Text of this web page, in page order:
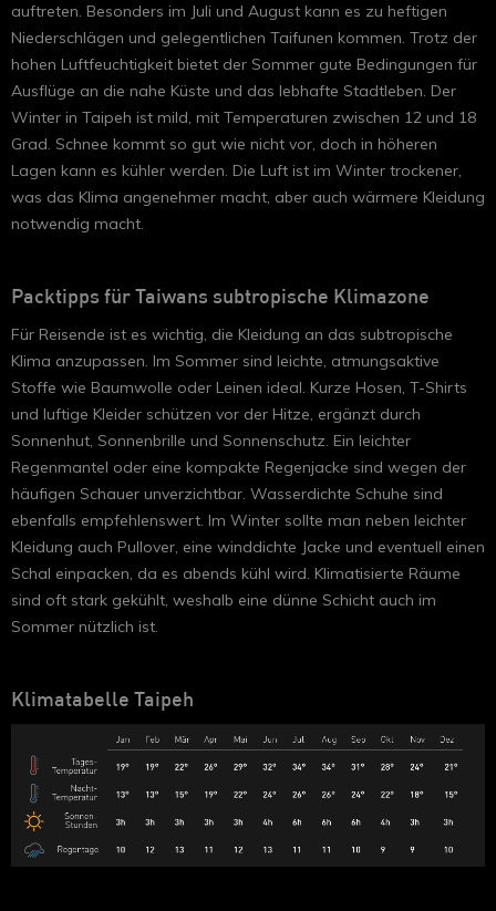
auftreten. Besonders im Juli und August kann es zu heftigen
Niederschlägen und gelegentlichen Taifunen kommen. Trotz der
hohen Luftfeuchtigkeit bietet der Sommer gute Bedingungen für
Ausflüge an die nahe Küste und das lebhafte Stadtleben. Der
Winter in Taipeh ist mild, mit Temperaturen zwischen 12 und 18
Grad. Schnee kommt so gut wie nicht vor, doch in höheren
Lagen kann es kühler werden. Die Luft ist im Winter trockener,
was das Klima angenehmer macht, aber auch wärmere Kleidung
notwendig macht.
Packtipps für Taiwans subtropische Klimazone
Für Reisende ist es wichtig, die Kleidung an das subtropische
Klima anzupassen. Im Sommer sind leichte, atmungsaktive
Stoffe wie Baumwolle oder Leinen ideal. Kurze Hosen, T-Shirts
und luftige Kleider schützen vor der Hitze, ergänzt durch
Sonnenhut, Sonnenbrille und Sonnenschutz. Ein leichter
Regenmantel oder eine kompakte Regenjacke sind wegen der
häufigen Schauer unverzichtbar. Wasserdichte Schuhe sind
ebenfalls empfehlenswert. Im Winter sollte man neben leichter
Kleidung auch Pullover, eine winddichte Jacke und eventuell einen
Schal einpacken, da es abends kühl wird. Klimatisierte Räume
sind oft stark gekühlt, weshalb eine dünne Schicht auch im
Sommer nützlich ist.
Klimatabelle Taipeh